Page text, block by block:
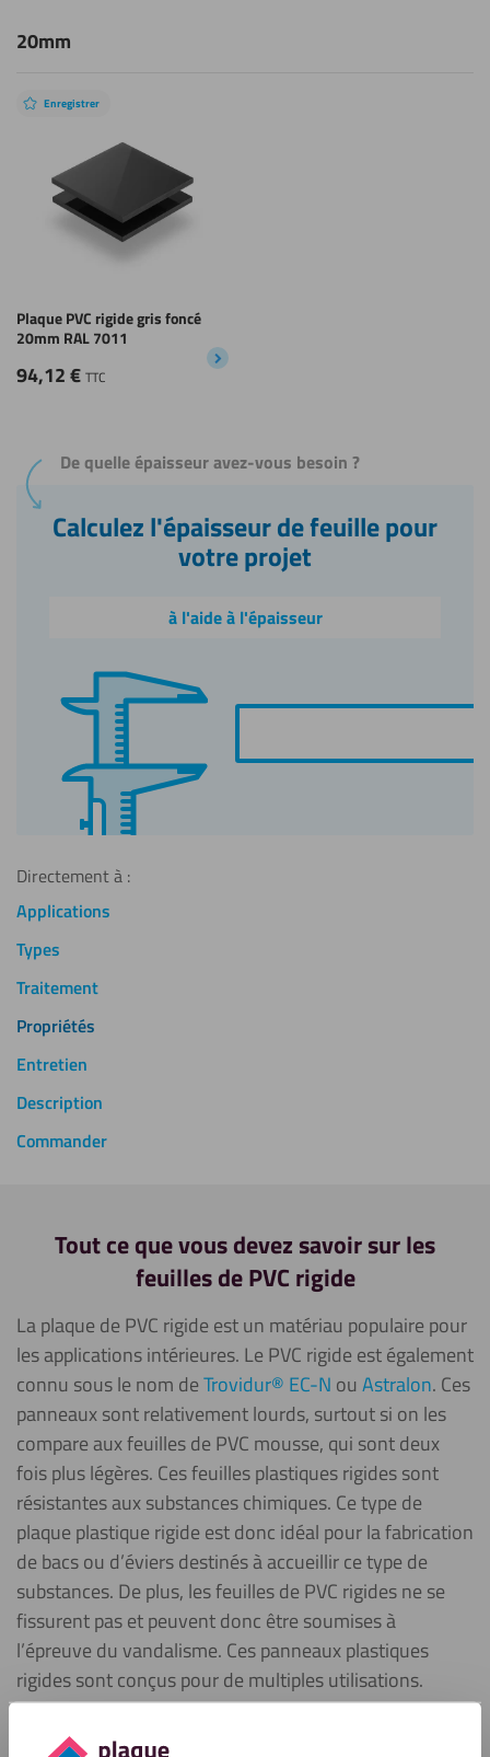
20mm
Enregistrer
Plaque PVC rigide gris foncé
20mm RAL 7011
94,12€ TTC
De quelle épaisseur avez-vous besoin ?
Calculez l'épaisseur de feuille pour
votre projet
à l'aide à l'épaisseur
Directement à :
Applications
Types
Traitement
Propriétés
Entretien
Description
Commander
Tout ce que vous devez savoir sur les
feuilles de PVC rigide
La plaque de PVC rigide est un matériau populaire pour
les applications intérieures. Le PVC rigide est également
connu sous le nom deTrovidur® EC-N ouAstralon. Ces
panneaux sont relativement lourds, surtout si on les
compare aux feuilles de PVC mousse, qui sont deux
fois plus légères. Ces feuilles plastiques rigides sont
résistantes aux substances chimiques. Ce type de
plaque plastique rigide est donc idéal pour la fabrication
de bacs ou d’éviers destinés à accueillir ce type de
substances. De plus, les feuilles de PVC rigides ne se
fissurent pas et peuvent donc être soumises à
l’épreuve du vandalisme. Ces panneaux plastiques
rigides sont conçus pour de multiples utilisations.